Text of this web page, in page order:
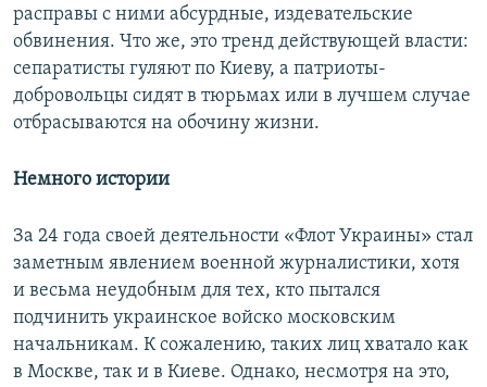
расправы с ними абсурдные, издевательские
обвинения. Что же, это тренд действующей власти:
сепаратисты гуляют по Киеву, а патриоты-
добровольцы сидят в тюрьмах или в лучшем случае
отбрасываются на обочину жизни.
Немного истории
За 24 года своей деятельности «Флот Украины» стал
заметным явлением военной журналистики, хотя
и весьма неудобным для тех, кто пытался
подчинить украинское войско московским
начальникам. К сожалению, таких лиц хватало как
в Москве, так и в Киеве. Однако, несмотря на это,